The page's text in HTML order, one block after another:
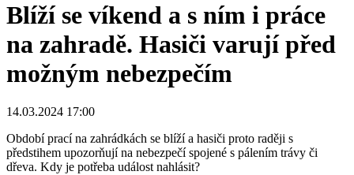
Blíží se víkend a s ním i práce
na zahradě. Hasiči varují před
možným nebezpečím
14.03.2024 17:00
Období prací na zahrádkách se blíží a hasiči proto raději s
předstihem upozorňují na nebezpečí spojené s pálením trávy či
dřeva. Kdy je potřeba událost nahlásit?